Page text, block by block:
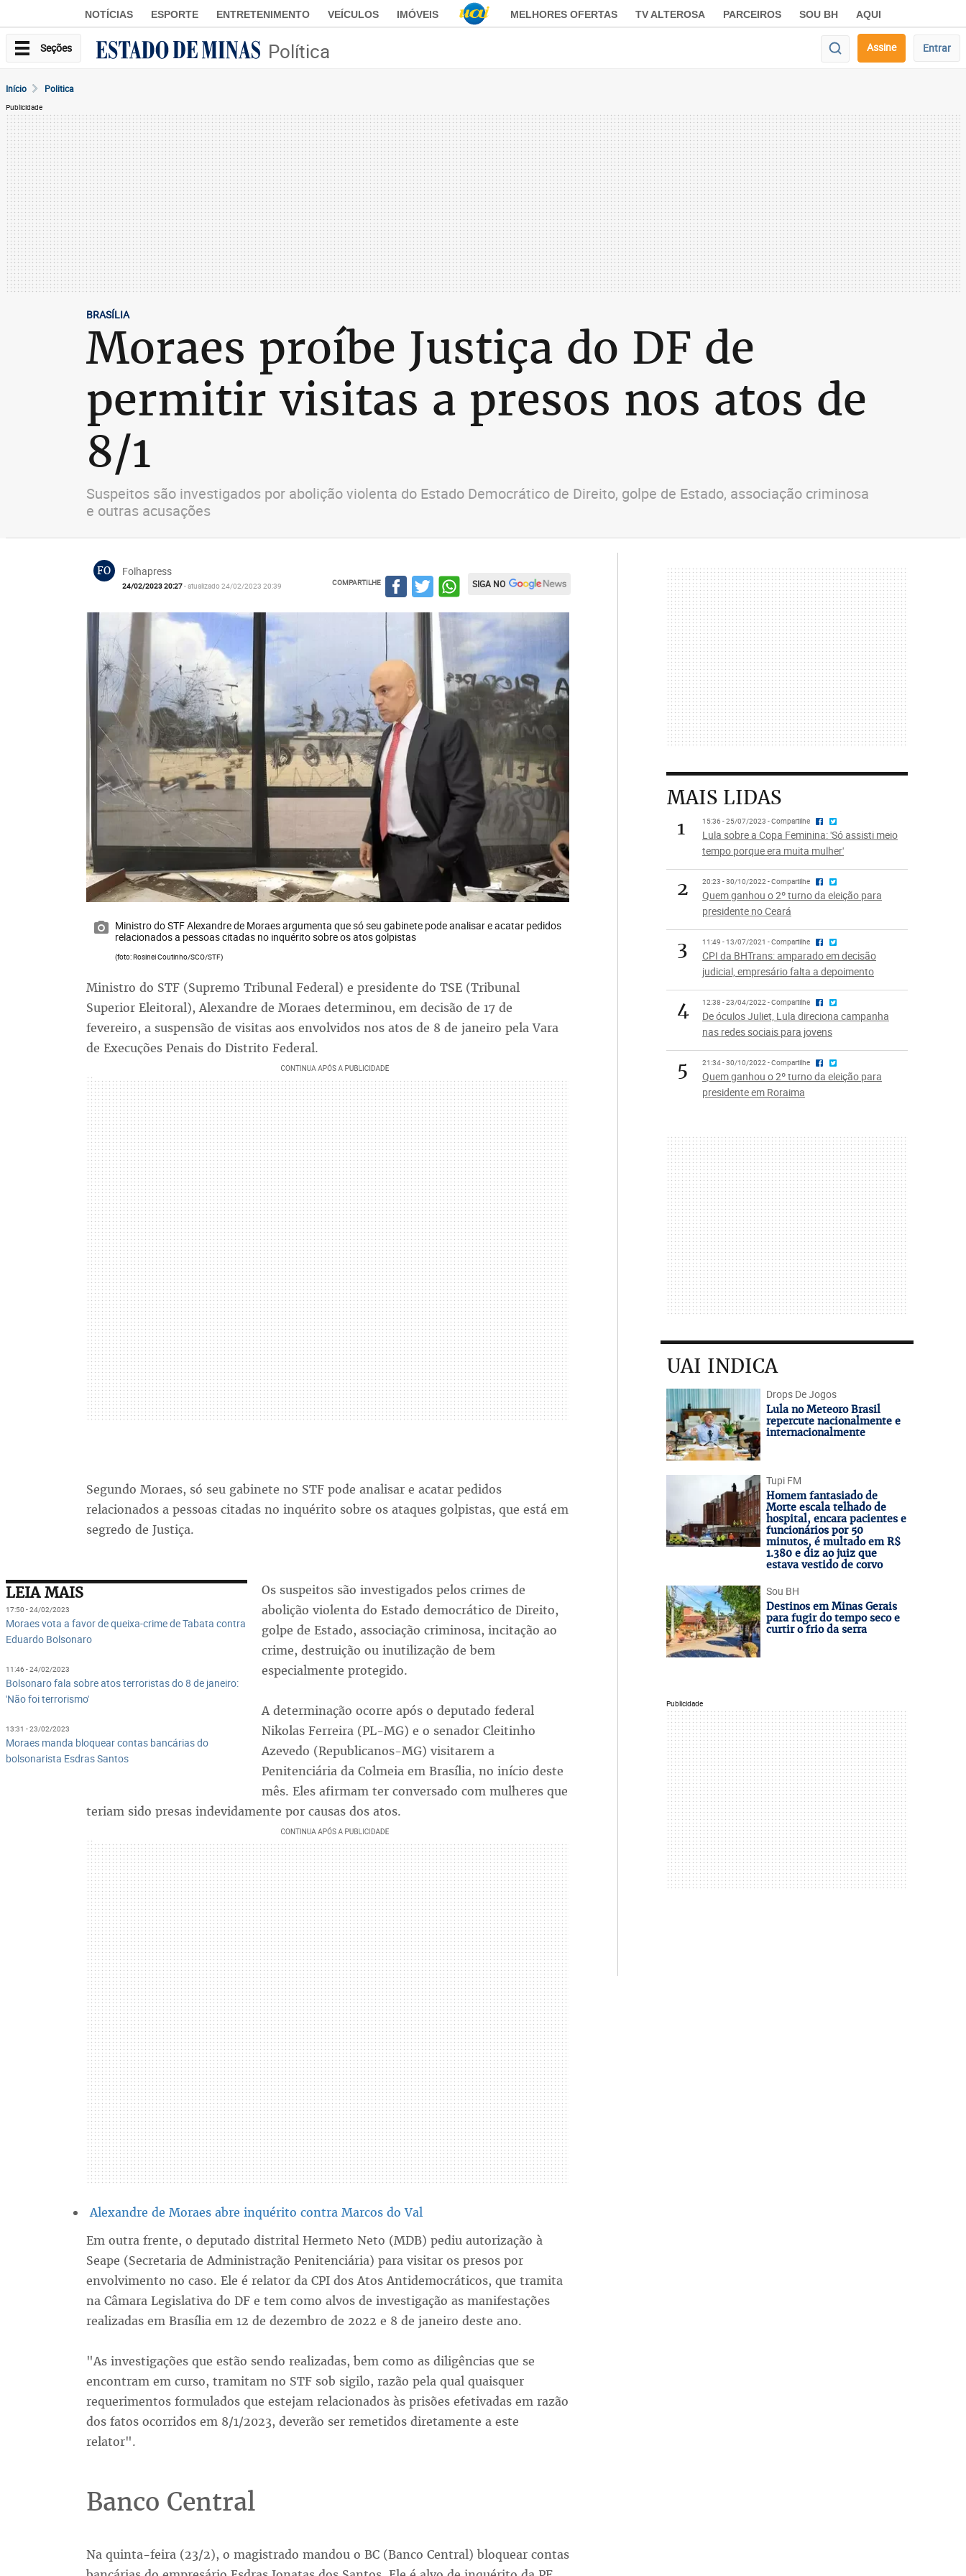
NOTÍCIAS ESPORTE ENTRETENIMENTO VEÍCULOS IMÓVEIS MELHORES OFERTAS TV ALTEROSA PARCEIROS SOU BH AQUI
Seções Política Assine Entrar
Início Politica
Publicidade
BRASÍLIA
Moraes proíbe Justiça do DF de
permitir visitas a presos nos atos de
8/1
Suspeitos são investigados por abolição violenta do Estado Democrático de Direito, golpe de Estado, associação criminosa
e outras acusações
FO Folhapress
24/02/2023 20:27- atualizado 24/02/2023 20:39 COMPARTILHE SIGA NO
Ministro do STF Alexandre de Moraes argumenta que só seu gabinete pode analisar e acatar pedidos
relacionados a pessoas citadas no inquérito sobre os atos golpistas
(foto: Rosinei Coutinho/SCO/STF)
Ministro do STF (Supremo Tribunal Federal) e presidente do TSE (Tribunal
Superior Eleitoral), Alexandre de Moraes determinou, em decisão de 17 de
fevereiro, a suspensão de visitas aos envolvidos nos atos de 8 de janeiro pela Vara
de Execuções Penais do Distrito Federal.
Segundo Moraes, só seu gabinete no STF pode analisar e acatar pedidos
relacionados a pessoas citadas no inquérito sobre os ataques golpistas, que está em
segredo de Justiça.
LEIA MAIS
17:50 - 24/02/2023
Moraes vota a favor de queixa-crime de Tabata contra
Eduardo Bolsonaro
11:46 - 24/02/2023
Bolsonaro fala sobre atos terroristas do 8 de janeiro:
'Não foi terrorismo'
13:31 - 23/02/2023
Moraes manda bloquear contas bancárias do
bolsonarista Esdras Santos
Os suspeitos são investigados pelos crimes de
abolição violenta do Estado democrático de Direito,
golpe de Estado, associação criminosa, incitação ao
crime, destruição ou inutilização de bem
especialmente protegido.
A determinação ocorre após o deputado federal
Nikolas Ferreira (PL-MG) e o senador Cleitinho
Azevedo (Republicanos-MG) visitarem a
Penitenciária da Colmeia em Brasília, no início deste
mês. Eles afirmam ter conversado com mulheres que
teriam sido presas indevidamente por causas dos atos.
Alexandre de Moraes abre inquérito contra Marcos do Val
Em outra frente, o deputado distrital Hermeto Neto (MDB) pediu autorização à
Seape (Secretaria de Administração Penitenciária) para visitar os presos por
envolvimento no caso. Ele é relator da CPI dos Atos Antidemocráticos, que tramita
na Câmara Legislativa do DF e tem como alvos de investigação as manifestações
realizadas em Brasília em 12 de dezembro de 2022 e 8 de janeiro deste ano.
"As investigações que estão sendo realizadas, bem como as diligências que se
encontram em curso, tramitam no STF sob sigilo, razão pela qual quaisquer
requerimentos formulados que estejam relacionados às prisões efetivadas em razão
dos fatos ocorridos em 8/1/2023, deverão ser remetidos diretamente a este
relator".
Banco Central
Na quinta-feira (23/2), o magistrado mandou o BC (Banco Central) bloquear contas
MAIS LIDAS
1
15:36 - 25/07/2023 - Compartilhe
Lula sobre a Copa Feminina: 'Só assisti meio
tempo porque era muita mulher'
2 20:23 - 30/10/2022 - Compartilhe
Quem ganhou o 2º turno da eleição para
presidente no Ceará
3 11:49 - 13/07/2021 - Compartilhe
CPI da BHTrans: amparado em decisão
judicial, empresário falta a depoimento
4 12:38 - 23/04/2022 - Compartilhe
De óculos Juliet, Lula direciona campanha
nas redes sociais para jovens
5 21:34 - 30/10/2022 - Compartilhe
Quem ganhou o 2º turno da eleição para
presidente em Roraima
UAI INDICA
Drops De Jogos
Lula no Meteoro Brasil
repercute nacionalmente e
internacionalmente
Tupi FM
Homem fantasiado de
Morte escala telhado de
hospital, encara pacientes e
funcionários por 50
minutos, é multado em R$
1.380 e diz ao juiz que
estava vestido de corvo
Sou BH
Destinos em Minas Gerais
para fugir do tempo seco e
curtir o frio da serra
Publicidade